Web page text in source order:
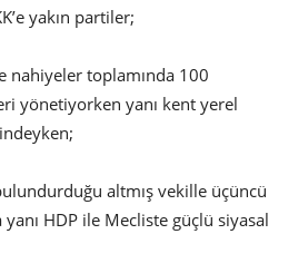
yakın partiler;
nahiyeler toplamında 100
yönetiyorken yanı kent yerel
altmış vekille üçüncü
HDP ile Mecliste güçlü siyasal